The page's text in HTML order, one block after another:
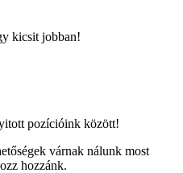
kicsit jobban!
pozícióink között!
várnak nálunk most
hozzánk.